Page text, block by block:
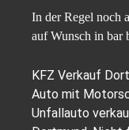
In der Regel noch
auf Wunsch in bar
KFZ Verkauf
Auto mit
Unfallauto